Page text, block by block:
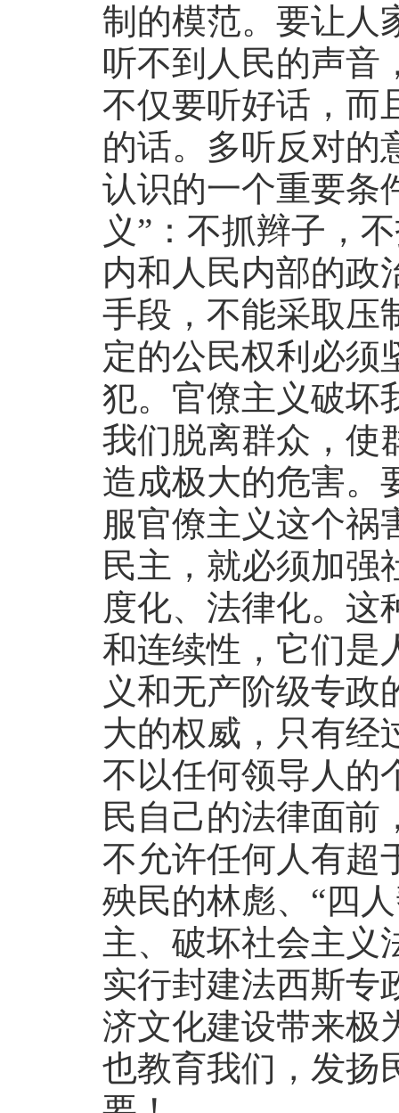
制的模范。要让人
听不到人民的声音
不仅要听好话，而
的话。多听反对的
认识的一个重要条
义”：不抓辫子，
内和人民内部的政
手段，不能采取压
定的公民权利必须
犯。官僚主义破坏
我们脱离群众，使
造成极大的危害。
服官僚主义这个祸
民主，就必须加强
度化、法律化。这
和连续性，它们是
义和无产阶级专政
大的权威，只有经
不以任何领导人的
民自己的法律面前
不允许任何人有超
殃民的林彪、“四
主、破坏社会主义
实行封建法西斯专
济文化建设带来极
也教育我们，发扬